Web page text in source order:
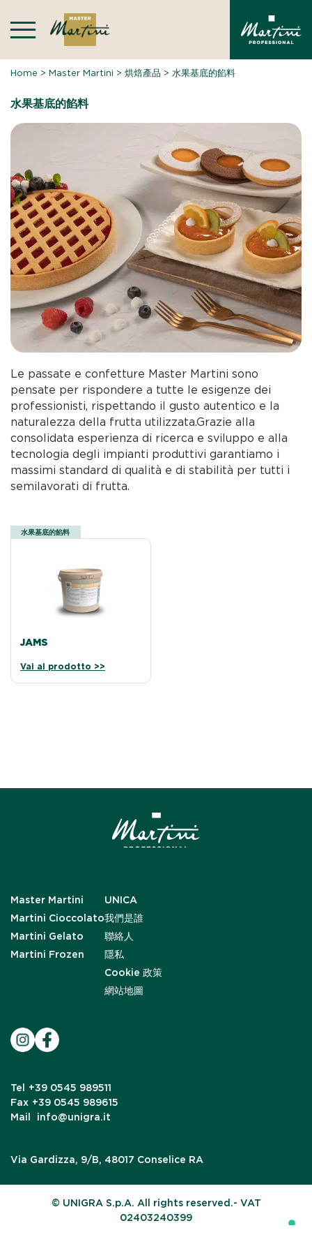
content
Home >Master Martini >烘焙產品 >水果基底的餡料
水果基底的餡料
Le passate e confetture Master Martini sono
pensate per rispondere a tutte le esigenze dei
professionisti, rispettando il gusto autentico e la
naturalezza della frutta utilizzata.Grazie alla
consolidata esperienza di ricerca e sviluppo e alla
tecnologia degli impianti produttivi garantiamo i
massimi standard di qualità e di stabilità per tutti i
semilavorati di frutta.
水果基底的餡料
JAMS
Vai al prodotto >>
Master Martini
Martini Cioccolato
Martini Gelato
Martini Frozen
UNICA
我們是誰
聯絡人
隱私
Cookie 政策
網站地圖
Tel
+39 0545 989511
Fax +39 0545 989615
Mail
info@unigra.it
Via Gardizza, 9/B, 48017 Conselice RA
© UNIGRA S.p.A. All rights reserved.- VAT
02403240399